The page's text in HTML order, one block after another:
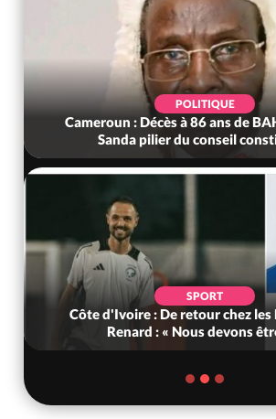
POLITIQUE
Cameroun : Décès à 86 ans de
Sanda pilier du conseil
SPORT
Côte d'Ivoire : De retour chez les
Renard : « Nous devons